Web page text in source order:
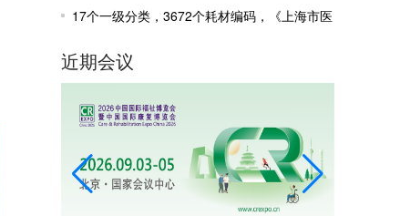
有关工作
17个一级分类，3672个耗材编码，《上海市医
近期会议